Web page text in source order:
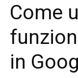
Come
in